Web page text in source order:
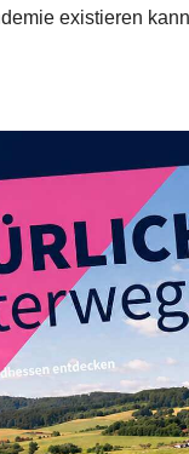
existieren